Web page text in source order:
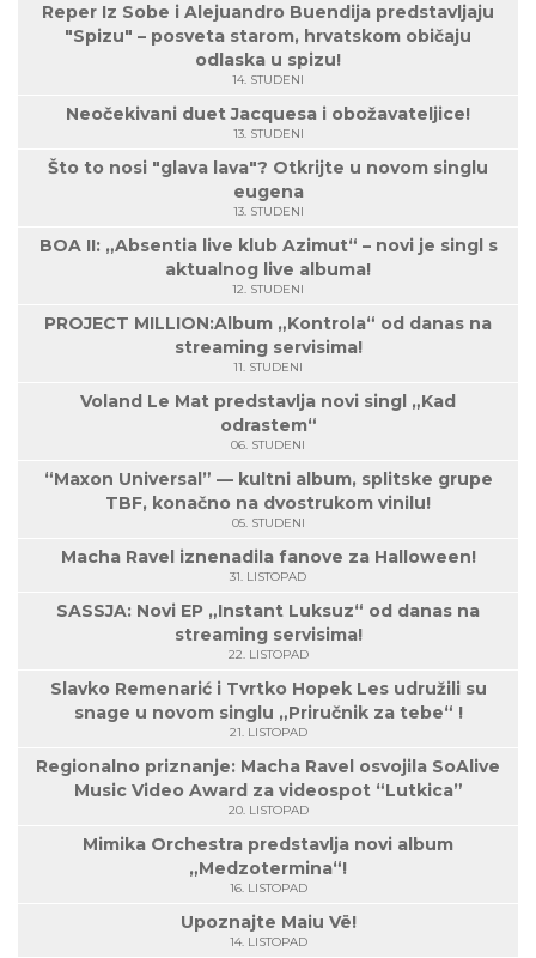
Reper Iz Sobe i Alejuandro Buendija predstavljaju
"Spizu" – posveta starom, hrvatskom običaju
odlaska u spizu!
14. STUDENI
Neočekivani duet Jacquesa i obožavateljice!
13. STUDENI
Što to nosi "glava lava"? Otkrijte u novom singlu
eugena
13. STUDENI
BOA II: „Absentia live klub Azimut“ – novi je singl s
aktualnog live albuma!
12. STUDENI
PROJECT MILLION:Album „Kontrola“ od danas na
streaming servisima!
11. STUDENI
Voland Le Mat predstavlja novi singl „Kad
odrastem“
06. STUDENI
“Maxon Universal” — kultni album, splitske grupe
TBF, konačno na dvostrukom vinilu!
05. STUDENI
Macha Ravel iznenadila fanove za Halloween!
31. LISTOPAD
SASSJA: Novi EP „Instant Luksuz“ od danas na
streaming servisima!
22. LISTOPAD
Slavko Remenarić i Tvrtko Hopek Les udružili su
snage u novom singlu „Priručnik za tebe“ !
21. LISTOPAD
Regionalno priznanje: Macha Ravel osvojila SoAlive
Music Video Award za videospot “Lutkica”
20. LISTOPAD
Mimika Orchestra predstavlja novi album
„Medzotermina“!
16. LISTOPAD
Upoznajte Maiu Vë!
14. LISTOPAD